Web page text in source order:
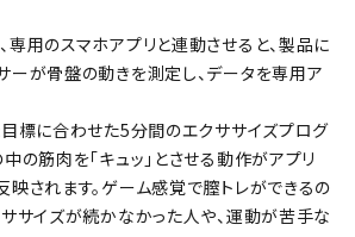
用のスマホアプリと連動させると、製品に
ーが骨盤の動きを測定し、データを専用ア
目標に合わせた5分間のエクササイズプログ
の筋肉を「キュッ」とさせる動作がアプリ
されます。ゲーム感覚で膣トレができるの
サイズが続かなかった人や、運動が苦手な